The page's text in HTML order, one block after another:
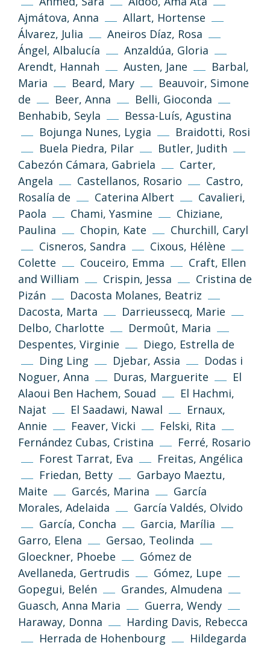
Ajmátova, Anna
Allart, Hortense
Álvarez, Julia
Aneiros Díaz, Rosa
Ángel, Albalucía
Anzaldúa, Gloria
Arendt, Hannah
Austen, Jane
Barbal,
Maria
Beard, Mary
Beauvoir, Simone
de
Beer, Anna
Belli, Gioconda
Benhabib, Seyla
Bessa-Luís, Agustina
Bojunga Nunes, Lygia
Braidotti, Rosi
Buela Piedra, Pilar
Butler, Judith
Cabezón Cámara, Gabriela
Carter,
Angela
Castellanos, Rosario
Castro,
Rosalía de
Caterina Albert
Cavalieri,
Paola
Chami, Yasmine
Chiziane,
Paulina
Chopin, Kate
Churchill, Caryl
Cisneros, Sandra
Cixous, Hélène
Colette
Couceiro, Emma
Craft, Ellen
and William
Crispin, Jessa
Cristina de
Pizán
Dacosta Molanes, Beatriz
Dacosta, Marta
Darrieussecq, Marie
Delbo, Charlotte
Dermoût, Maria
Despentes, Virginie
Diego, Estrella de
Ding Ling
Djebar, Assia
Dodas i
Noguer, Anna
Duras, Marguerite
El
Alaoui Ben Hachem, Souad
El Hachmi,
Najat
El Saadawi, Nawal
Ernaux,
Annie
Feaver, Vicki
Felski, Rita
Fernández Cubas, Cristina
Ferré, Rosario
Forest Tarrat, Eva
Freitas, Angélica
Friedan, Betty
Garbayo Maeztu,
Maite
Garcés, Marina
García
Morales, Adelaida
García Valdés, Olvido
García, Concha
Garcia, Marília
Garro, Elena
Gersao, Teolinda
Gloeckner, Phoebe
Gómez de
Avellaneda, Gertrudis
Gómez, Lupe
Gopegui, Belén
Grandes, Almudena
Guasch, Anna Maria
Guerra, Wendy
Haraway, Donna
Harding Davis, Rebecca
Herrada de Hohenbourg
Hildegarda